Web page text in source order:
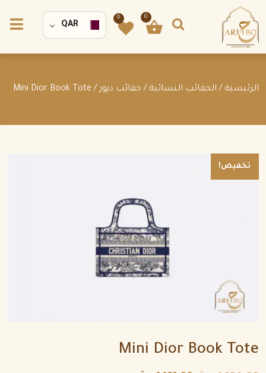
0
0
QAR
الرئيسية / الحقائب النسائية / حقائب ديور/ Mini Dior Book Tote
تخفيض!
Mini Dior Book Tote